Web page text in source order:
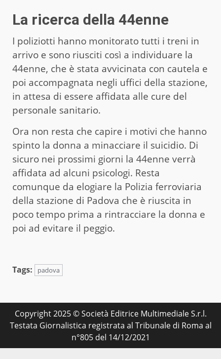
La ricerca della 44enne
I poliziotti hanno monitorato tutti i treni in
arrivo e sono riusciti così a individuare la
44enne, che è stata avvicinata con cautela e
poi accompagnata negli uffici della stazione,
in attesa di essere affidata alle cure del
personale sanitario.
Ora non resta che capire i motivi che hanno
spinto la donna a minacciare il suicidio. Di
sicuro nei prossimi giorni la 44enne verrà
affidata ad alcuni psicologi. Resta
comunque da elogiare la Polizia ferroviaria
della stazione di Padova che è riuscita in
poco tempo prima a rintracciare la donna e
poi ad evitare il peggio.
Tags: padova
Copyright 2025 © Società Editrice Multimediale S.r.l.
Testata Giornalistica registrata al Tribunale di Roma al
n°805 del 14/12/2021